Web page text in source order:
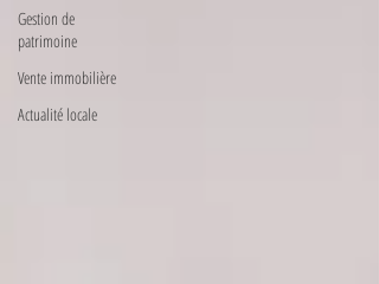
Gestion de
patrimoine
Vente immobilière
Actualité locale